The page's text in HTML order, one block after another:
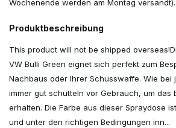
Wochenende werden am Montag versandt).
Produktbeschreibung
This product will not be shipped
VW Bulli Green eignet sich perfekt zum
Nachbaus oder Ihrer Schusswaffe. Wie bei
immer gut schütteln vor Gebrauch, um das
erhalten. Die Farbe aus dieser Spraydose
und unter den richtigen Bedingungen inn...